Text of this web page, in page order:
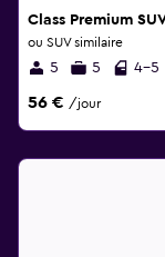
Class Premium
ou SUV similaire
5 5 4-5
56 € /jour